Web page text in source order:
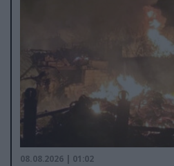
08.08.2026 | 01:02